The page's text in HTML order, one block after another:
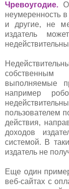
Чревоугодие.
неумеренность
и другие, не
издатель
выполняемые
например
пользователем
действия,
доходов
системой. В
издатель не
Еще один
веб-сайтах с